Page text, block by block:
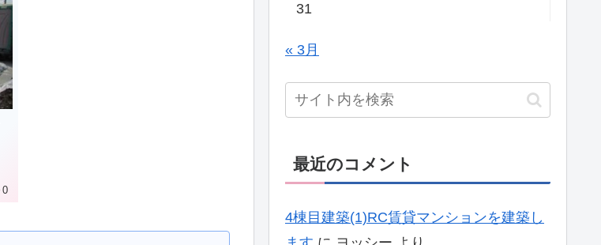
0
31
« 3月
最近のコメント
4棟目建築(1)RC賃貸マンションを建築し